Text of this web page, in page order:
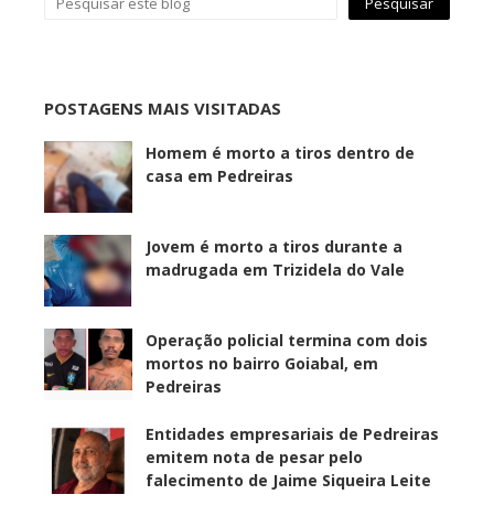
POSTAGENS MAIS VISITADAS
Homem é morto a tiros dentro de
casa em Pedreiras
Jovem é morto a tiros durante a
madrugada em Trizidela do Vale
Operação policial termina com dois
mortos no bairro Goiabal, em
Pedreiras
Entidades empresariais de Pedreiras
emitem nota de pesar pelo
falecimento de Jaime Siqueira Leite